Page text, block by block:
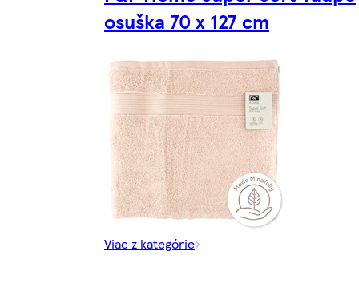
osuška 70 x 127 cm
Viac z kategórie